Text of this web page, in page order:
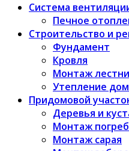
Система
Печное
Строительство и
Фундамент
Кровля
Монтаж
Утепление
Придомовой
Деревья и
Монтаж
Монтаж сарая